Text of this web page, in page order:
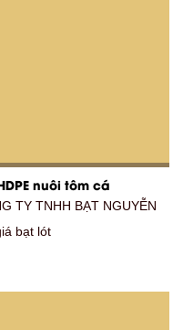
nuôi tôm cá
TY TNHH BẠT NGUYỄN
bạt lót